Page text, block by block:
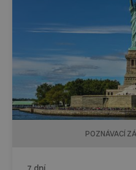
POZNÁVACÍ